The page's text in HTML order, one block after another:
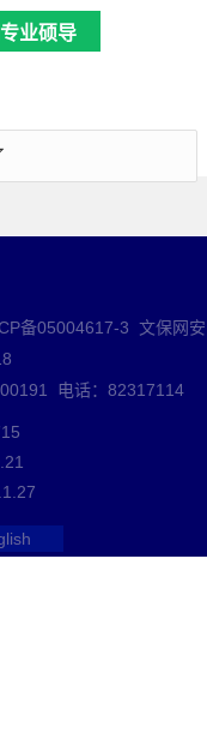
业硕导
备05004617-3 文保网安
电话：82317114
21
1 27